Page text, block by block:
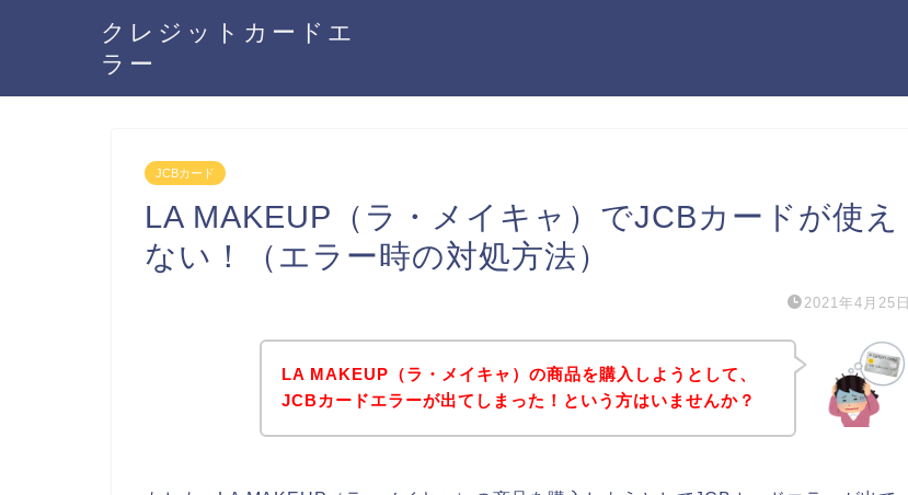
クレジットカードエ
ラー
JCBカード
LA MAKEUP（ラ・メイキャ）でJCBカードが使え
ない！（エラー時の対処方法）
2021年4月25日
LA MAKEUP（ラ・メイキャ）の商品を購入しようとして、
JCBカードエラーが出てしまった！という方はいませんか？